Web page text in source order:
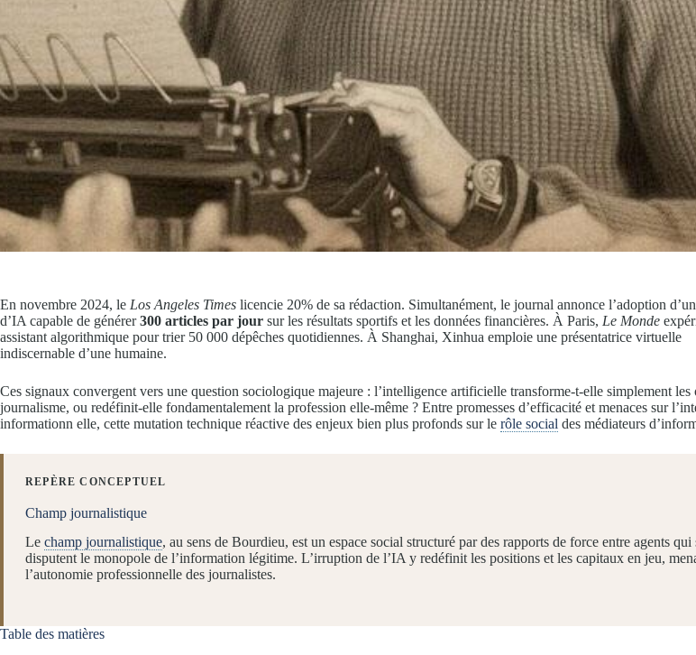
En novembre 2024, le Los Angeles Times licencie 20% de sa rédaction. Simultanément, le journal annonce l’adoption
d’IA capable de générer300 articles par jour sur les résultats sportifs et les données financières. À Paris, Le Monde
assistant algorithmique pour trier 50 000 dépêches quotidiennes. À Shanghai, Xinhua emploie une présentatrice virtuelle
indiscernable d’une humaine.
Ces signaux convergent vers une question sociologique majeure : l’intelligence artificielle transforme-t-elle simplement les
journalisme, ou redéfinit-elle fondamentalement la profession elle-même ? Entre promesses d’efficacité et menaces sur
informationn elle, cette mutation technique réactive des enjeux bien plus profonds sur le rôle social des médiateurs
REPÈRE CONCEPTUEL
Champ journalistique
Le champ journalistique, au sens de Bourdieu, est un espace social structuré par des rapports de force entre agents qui
disputent le monopole de l’information légitime. L’irruption de l’IA y redéfinit les positions et les capitaux en jeu,
l’autonomie professionnelle des journalistes.
Table des matières